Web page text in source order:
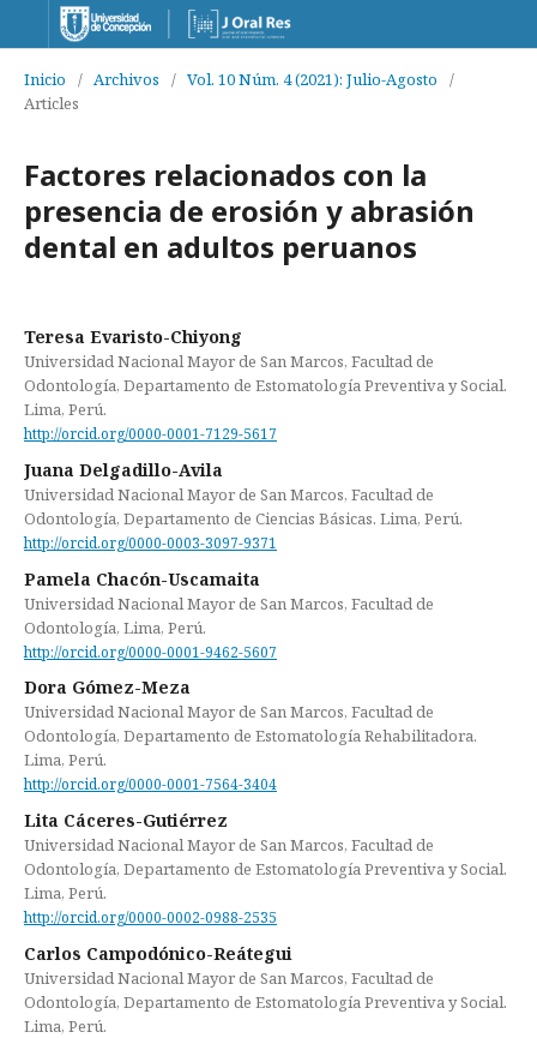
Inicio / Archivos / Vol. 10 Núm. 4 (2021): Julio-Agosto
/
Articles
Factores relacionados con la
presencia de erosión y abrasión
dental en adultos peruanos
Teresa Evaristo-Chiyong
Universidad Nacional Mayor de San Marcos, Facultad de
Odontología, Departamento de Estomatología Preventiva y Social.
Lima, Perú.
http://orcid.org/0000-0001-7129-5617
Juana Delgadillo-Avila
Universidad Nacional Mayor de San Marcos, Facultad de
Odontología, Departamento de Ciencias Básicas. Lima, Perú.
http://orcid.org/0000-0003-3097-9371
Pamela Chacón-Uscamaita
Universidad Nacional Mayor de San Marcos, Facultad de
Odontología, Lima, Perú.
http://orcid.org/0000-0001-9462-5607
Dora Gómez-Meza
Universidad Nacional Mayor de San Marcos, Facultad de
Odontología, Departamento de Estomatología Rehabilitadora.
Lima, Perú.
http://orcid.org/0000-0001-7564-3404
Lita Cáceres-Gutiérrez
Universidad Nacional Mayor de San Marcos, Facultad de
Odontología, Departamento de Estomatología Preventiva y Social.
Lima, Perú.
http://orcid.org/0000-0002-0988-2535
Carlos Campodónico-Reátegui
Universidad Nacional Mayor de San Marcos, Facultad de
Odontología, Departamento de Estomatología Preventiva y Social.
Lima, Perú.